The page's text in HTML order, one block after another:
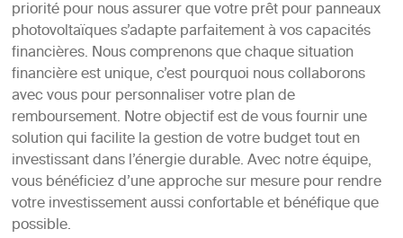
priorité pour nous assurer que votre prêt pour panneaux
photovoltaïques s’adapte parfaitement à vos capacités
financières. Nous comprenons que chaque situation
financière est unique, c’est pourquoi nous collaborons
avec vous pour personnaliser votre plan de
remboursement. Notre objectif est de vous fournir une
solution qui facilite la gestion de votre budget tout en
investissant dans l’énergie durable. Avec notre équipe,
vous bénéficiez d’une approche sur mesure pour rendre
votre investissement aussi confortable et bénéfique que
possible.